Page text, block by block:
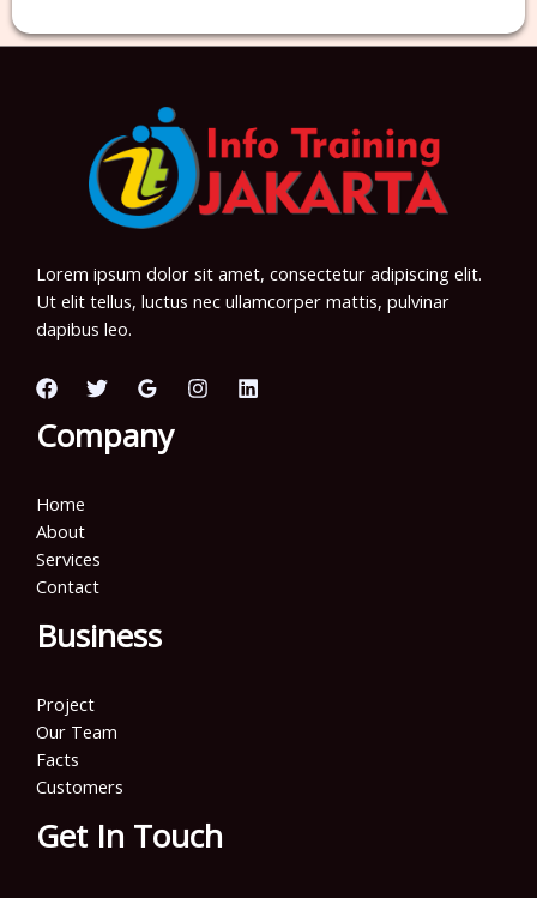
Lorem ipsum dolor sit amet, consectetur adipiscing elit.
Ut elit tellus, luctus nec ullamcorper mattis, pulvinar
dapibus leo.
Company
Home
About
Services
Contact
Business
Project
Our Team
Facts
Customers
Get In Touch